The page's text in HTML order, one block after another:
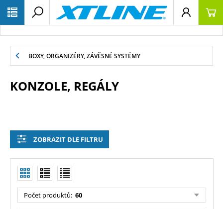
BOXY, ORGANIZÉRY, ZÁVĚSNÉ SYSTÉMY
KONZOLE, REGÁLY
ZOBRAZIT DLE FILTRU
Počet produktů: 60